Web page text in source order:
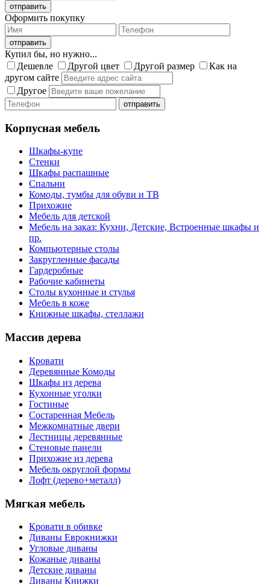
Оформить покупку
Купил бы, но нужно...
Дешевле
Другой цвет Другой размер
Как на
другом сайте
Другое
Корпусная мебель
Шкафы-купе
Стенки
Шкафы распашные
Спальни
Комоды, тумбы для обуви и ТВ
Прихожие
Мебель для детской
Мебель на заказ: Кухни, Детские, Встроенные шкафы и
пр.
Компьютерные столы
Закругленные фасады
Гардеробные
Рабочие кабинеты
Столы кухонные и стулья
Мебель в коже
Книжные шкафы, стеллажи
Массив дерева
Кровати
Деревянные Комоды
Шкафы из дерева
Кухонные уголки
Гостиные
Состаренная Мебель
Межкомнатные двери
Лестницы деревянные
Стеновые панели
Прихожие из дерева
Мебель округлой формы
Лофт (дерево+металл)
Мягкая мебель
Кровати в обивке
Диваны Еврокнижки
Угловые диваны
Кожаные диваны
Детские диваны
Диваны Книжки